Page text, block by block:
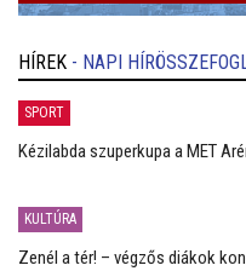
HÍREK - NAPI
SPORT
Kézilabda szuperkupa a MET
KULTÚRA
Zenél a tér! – végzős diákok